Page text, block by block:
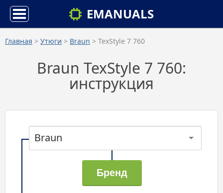
EMANUALS
Главная > Утюги > Braun > TexStyle 7 760
Braun TexStyle 7 760:
инструкция
Braun